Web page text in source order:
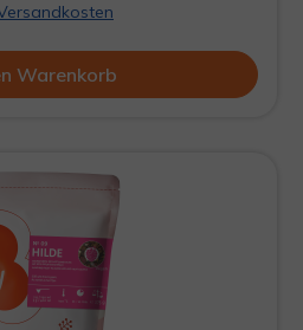
tritt sie ans Mikrofon.
Warenkorb